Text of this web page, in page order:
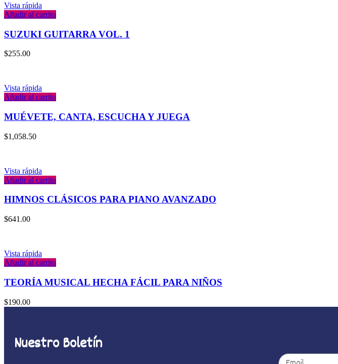
Vista rápida
Añadir al carrito
SUZUKI GUITARRA VOL. 1
$255.00
Vista rápida
Añadir al carrito
MUÉVETE, CANTA, ESCUCHA Y JUEGA
$1,058.50
Vista rápida
Añadir al carrito
HIMNOS CLÁSICOS PARA PIANO AVANZADO
$641.00
Vista rápida
Añadir al carrito
TEORÍA MUSICAL HECHA FÁCIL PARA NIÑOS
$190.00
Nuestro Boletín